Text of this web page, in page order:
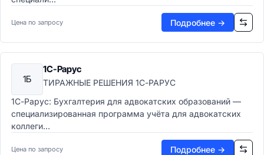
Цена по запросу Подробнее →
1Б
1С-Рарус
ТИРАЖНЫЕ РЕШЕНИЯ 1С-РАРУС
1С-Рарус: Бухгалтерия для адвокатских образований —
специализированная программа учёта для адвокатских
коллеги...
Цена по запросу Подробнее →